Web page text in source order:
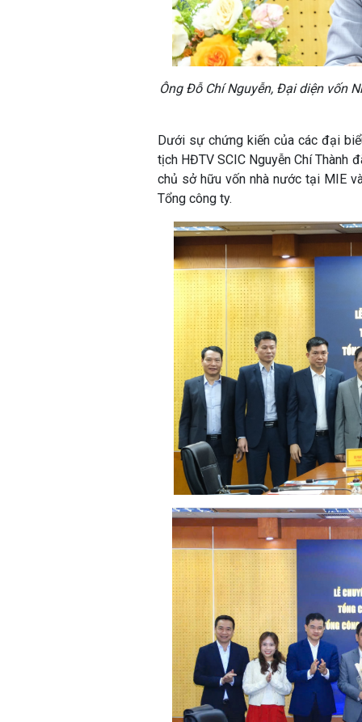
Ông Đỗ Chí Nguyễn, Đại diện vốn
Dưới sự chứng kiến của các đại
tịch HĐTV SCIC Nguyễn Chí Thành
chủ sở hữu vốn nhà nước tại MIE
Tổng công ty.